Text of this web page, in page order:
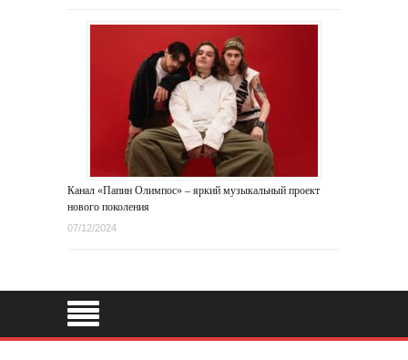
Канал «Папин Олимпос» – яркий музыкальный проект
нового поколения
07/12/2024